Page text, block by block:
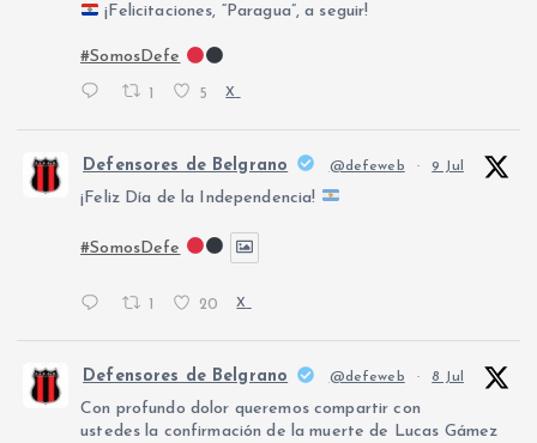
¡Felicitaciones, “Paragua”, a seguir!
#SomosDefe
1 5 X
Defensores de Belgrano @defeweb · 9 Jul
¡Feliz Día de la Independencia!
#SomosDefe
20 X
Defensores de Belgrano @defeweb · 8 Jul
Con profundo dolor queremos compartir con
ustedes la confirmación de la muerte de Lucas Gámez